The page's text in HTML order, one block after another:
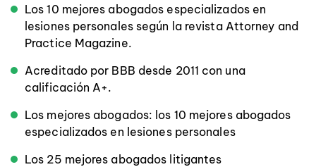
Los 10 mejores abogados especializados en
lesiones personales según la revista Attorney and
Practice Magazine.
Acreditado por BBB desde 2011 con una
calificación A+.
Los mejores abogados: los 10 mejores abogados
especializados en lesiones personales
Los 25 mejores abogados litigantes